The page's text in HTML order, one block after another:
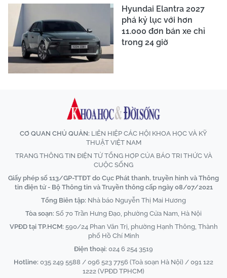
Hyundai Elantra 2027
phá kỷ lục với hơn
11.000 đơn bán xe chỉ
trong 24 giờ
CƠ QUAN CHỦ QUẢN: LIÊN HIỆP CÁC HỘI KHOA HỌC VÀ KỸ
THUẬT VIỆT NAM
TRANG THÔNG TIN ĐIỆN TỬ TỔNG HỢP CỦA BÁO TRI THỨC VÀ
CUỘC SỐNG
Giấy phép số 113/GP-TTĐT do Cục Phát thanh, truyền hình và Thông
tin điện tử - Bộ Thông tin và Truyền thông cấp ngày 08/07/2021
Tổng Biên tập: Nhà báo Nguyễn Thị Mai Hương
Tòa soạn: Số 70 Trần Hưng Đạo, phường Cửa Nam, Hà Nội
VPĐD tại TP.HCM: 590/24 Phan Văn Trị, phường Hạnh Thông, Thành
phố Hồ Chí Minh
Điện thoại: 024 6 254 3519
Hotline: 035 249 5588 / 096 523 7756 (Toà soạn Hà Nội) / 091 122
1222 (VPĐD TPHCM)